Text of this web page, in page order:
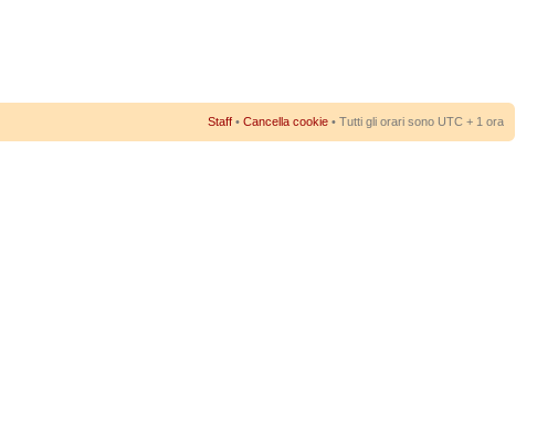
Staff • Cancella cookie • Tutti gli orari sono UTC + 1 ora